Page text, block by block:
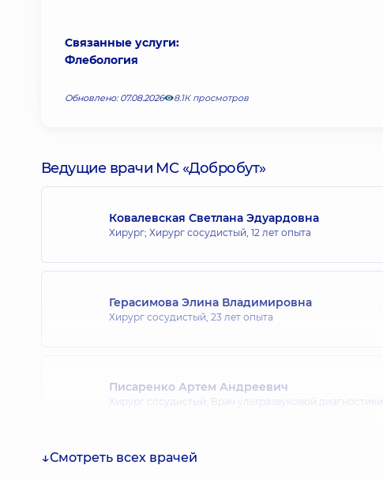
Связанные услуги:
Флебология
Обновлено: 07.08.2026 8.1К просмотров
Ведущие врачи МС «Добробут»
Ковалевская Светлана Эдуардовна
Хирург; Хирург сосудистый, 12 лет опыта
Герасимова Элина Владимировна
Хирург сосудистый, 23 лет опыта
Писаренко Артем Андреевич
Хирург сосудистый; Врач ультразвуковой диагностики,
Смотреть всех врачей